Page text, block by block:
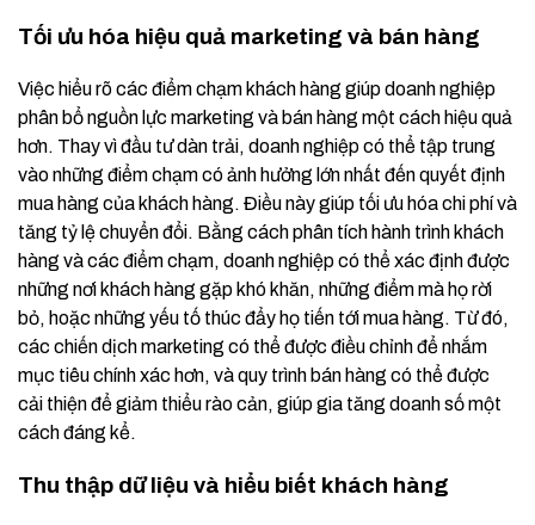
Tối ưu hóa hiệu quả marketing và bán hàng
Việc hiểu rõ các điểm chạm khách hàng giúp doanh nghiệp
phân bổ nguồn lực marketing và bán hàng một cách hiệu quả
hơn. Thay vì đầu tư dàn trải, doanh nghiệp có thể tập trung
vào những điểm chạm có ảnh hưởng lớn nhất đến quyết định
mua hàng của khách hàng. Điều này giúp tối ưu hóa chi phí và
tăng tỷ lệ chuyển đổi. Bằng cách phân tích hành trình khách
hàng và các điểm chạm, doanh nghiệp có thể xác định được
những nơi khách hàng gặp khó khăn, những điểm mà họ rời
bỏ, hoặc những yếu tố thúc đẩy họ tiến tới mua hàng. Từ đó,
các chiến dịch marketing có thể được điều chỉnh để nhắm
mục tiêu chính xác hơn, và quy trình bán hàng có thể được
cải thiện để giảm thiểu rào cản, giúp gia tăng doanh số một
cách đáng kể.
Thu thập dữ liệu và hiểu biết khách hàng